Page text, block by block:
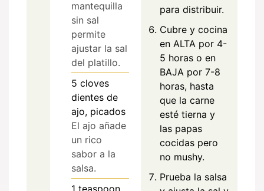
mantequilla
sin sal
permite
ajustar la sal
del platillo.
5 cloves
dientes de
ajo, picados
El ajo añade
un rico
sabor a la
salsa.
para distribuir.
Cubre y cocina
en ALTA por 4-
5 horas o en
BAJA por 7-8
horas, hasta
que la carne
esté tierna y
las papas
cocidas pero
no mushy.
Prueba la salsa